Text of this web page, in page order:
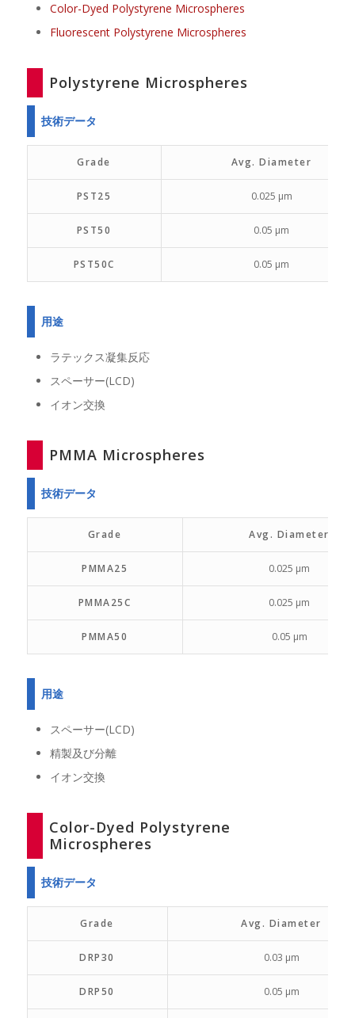
Color-Dyed Polystyrene Microspheres
Fluorescent Polystyrene Microspheres
Polystyrene Microspheres
技術データ
Grade Avg. Diameter
PST25 0.025 µm
PST50 0.05 µm
PST50C 0.05 µm
用途
ラテックス凝集反応
スペーサー(LCD)
イオン交換
PMMA Microspheres
技術データ
Grade Avg. Diameter
PMMA25 0.025 µm
PMMA25C 0.025 µm
PMMA50 0.05 µm
用途
スペーサー(LCD)
精製及び分離
イオン交換
Color-Dyed Polystyrene
Microspheres
技術データ
Grade Avg. Diameter
DRP30 0.03 µm
DRP50 0.05 µm